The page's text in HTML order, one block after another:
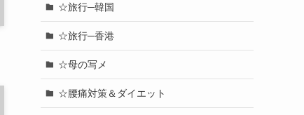
☆旅行─韓国
☆旅行─香港
☆母の写メ
☆腰痛対策＆ダイエット